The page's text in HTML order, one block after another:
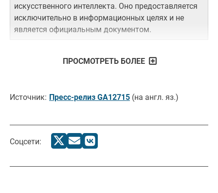
искусственного интеллекта. Оно предоставляется
исключительно в информационных целях и не
является официальным документом.
ПРОСМОТРЕТЬ БОЛЕЕ
Источник: Пресс-релиз GA12715 (на англ. яз.)
Соцсети: